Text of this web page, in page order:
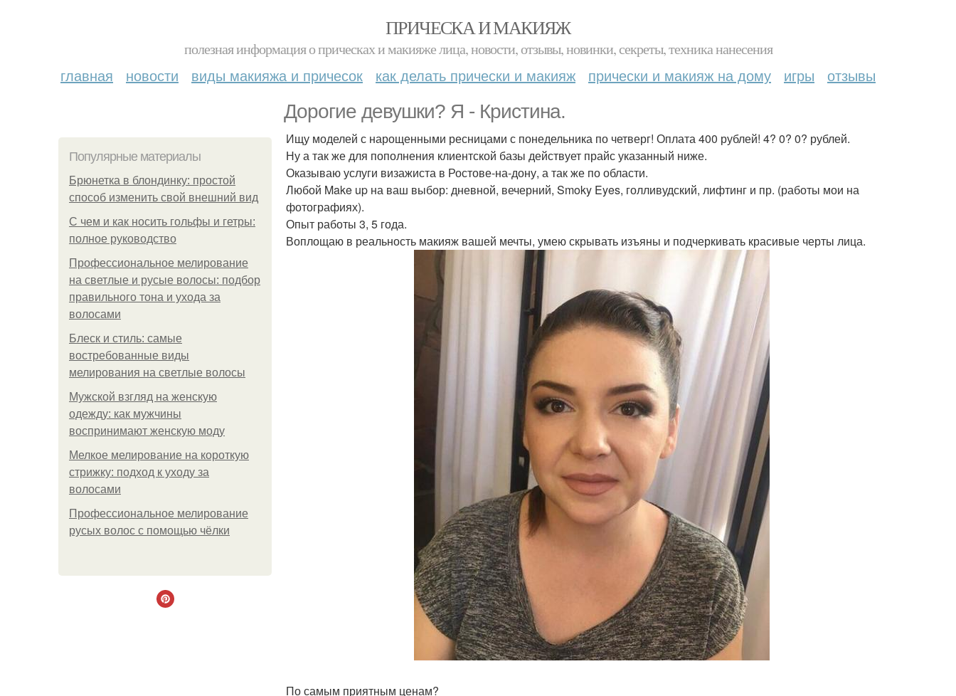
ПРИЧЕСКА И МАКИЯЖ
полезная информация о прическах и макияже лица, новости, отзывы, новинки, секреты, техника нанесения
главная новости виды макияжа и причесок как делать прически и макияж прически и макияж на дому игры отзывы
Дорогие девушки? Я - Кристина.
Популярные материалы
Брюнетка в блондинку: простой
способ изменить свой внешний вид
С чем и как носить гольфы и гетры:
полное руководство
Профессиональное мелирование
на светлые и русые волосы: подбор
правильного тона и ухода за
волосами
Блеск и стиль: самые
востребованные виды
мелирования на светлые волосы
Мужской взгляд на женскую
одежду: как мужчины
воспринимают женскую моду
Мелкое мелирование на короткую
стрижку: подход к уходу за
волосами
Профессиональное мелирование
русых волос с помощью чёлки
Ищу моделей с нарощенными ресницами с понедельника по четверг! Оплата 400 рублей! 4? 0? 0? рублей.
Ну а так же для пополнения клиентской базы действует прайс указанный ниже.
Оказываю услуги визажиста в Ростове-на-дону, а так же по области.
Любой Make up на ваш выбор: дневной, вечерний, Smoky Eyes, голливудский, лифтинг и пр. (работы мои на
фотографиях).
Опыт работы 3, 5 года.
Воплощаю в реальность макияж вашей мечты, умею скрывать изъяны и подчеркивать красивые черты лица.
По самым приятным ценам?